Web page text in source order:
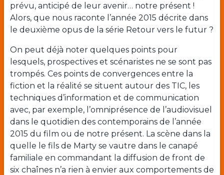
prévu, anticipé de leur avenir… notre présent !
Alors, que nous raconte l’année 2015 décrite dans
le deuxième opus de la série Retour vers le futur ?
On peut déjà noter quelques points pour
lesquels, prospectives et scénaristes ne se sont pas
trompés. Ces points de convergences entre la
fiction et la réalité se situent autour des TIC, les
techniques d’information et de communication
avec, par exemple, l’omniprésence de l’audiovisuel
dans le quotidien des contemporains de l’année
2015 du film ou de notre présent. La scène dans la
quelle le fils de Marty se vautre dans le canapé
familiale en commandant la diffusion de front de
six chaînes n’a rien à envier aux comportements de